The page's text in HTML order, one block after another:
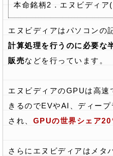
本命銘柄2．エヌビディア
エヌビディアはパソコンの
計算処理を行うのに必要な
販売などを行っています。
エヌビディアのGPUは高速
きるのでEVやAI、ディー
され、 GPUの世界シェア20
さらにエヌビディアはメタ